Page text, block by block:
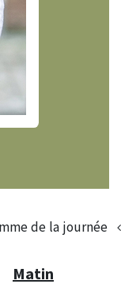
de la journée
Matin